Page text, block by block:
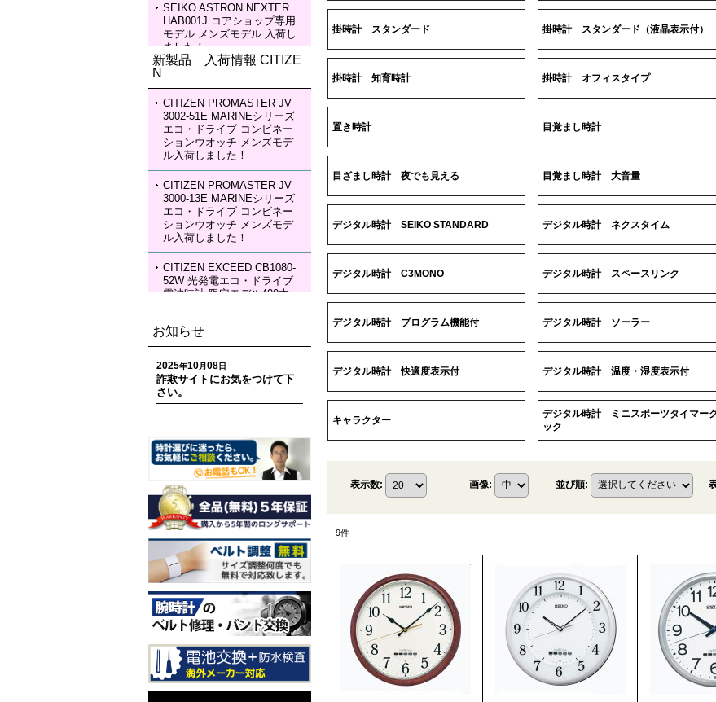
SEIKO ASTRON NEXTER
HAB001J コアショップ専用
モデル メンズモデル 入荷し
ました！
HAB002J コアショップ専用
モデル メンズモデル 入荷し
ました！
SEIKO LUKIA HEA003J LU
KIA Grow with DAICHI MIU
RA Limited Edition レディー
スモデル 入荷しました！
SEIKO LUKIA HEA004J LU
KIA Grow with DAICHI MIU
RA Limited Edition メカニカ
ルウォッチ レディースモデ
ル 入荷しました！
新製品 入荷情報 CITIZE
N
CITIZEN PROMASTER JV
3002-51E MARINEシリーズ
エコ・ドライブ コンビネー
ションウオッチ メンズモデ
ル入荷しました！
CITIZEN PROMASTER JV
3000-13E MARINEシリーズ
エコ・ドライブ コンビネー
ションウオッチ メンズモデ
ル入荷しました！
CITIZEN EXCEED CB1080-
52W 光発電エコ・ドライブ
電波時計 限定モデル400本
CITIZEN EXCEED EC1120-
59W 光発電エコ・ドライブ
電波時計 限定モデル400本
ペアモデル レディースモデ
ル 入荷しました！
80H ACT Line 光発電エコ・
ドライブ GPS衛星電波時計
限定モデル 世界限定1,800
本 メンズモデル 入荷しまし
た！
CITIZEN ATTESA CC4078-
51E ACT Line LIGHT in BL
ACK Eco-Drive 50th Anniver
sary Edition メンズモデル
入荷しました！
CITIZEN EXCEED CB1147-
61E LIGHT in BLACK Eco-
Drive 50th Anniversary Editi
on メンズモデル 入荷しま
した！
CITIZEN ATTESA AT8384-5
お知らせ
2025年10月 08日
詐欺サイトにお気をつけて下
さい。
掛時計 スタンダード 掛時計 スタンダード（液晶表示付）
掛時計 知育時計 掛時計 オフィスタイプ
置き時計 目覚まし時計
目ざまし時計 夜でも見える 目覚まし時計 大音量
デジタル時計 SEIKO STANDARD デジタル時計 ネクスタイム
デジタル時計 C3MONO デジタル時計 スペースリンク
デジタル時計 プログラム機能付 デジタル時計 ソーラー
デジタル時計 快適度表示付 デジタル時計 温度・湿度表示付
キャラクター
デジタル時計 ミニスポーツタイマー
ック
表示数: 画像: 並び順:
9件